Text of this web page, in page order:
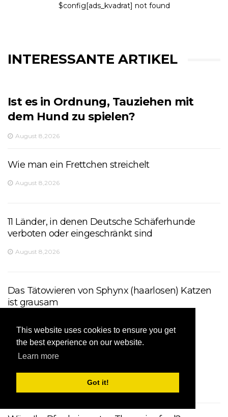
This website uses cookies to ensure you get
the best experience on our website.
Learn more
Got it!
$config[ads_kvadrat] not found
INTERESSANTE ARTIKEL
Ist es in Ordnung, Tauziehen mit
dem Hund zu spielen?
August 8,2026
Wie man ein Frettchen streichelt
August 8,2026
11 Länder, in denen Deutsche Schäferhunde
verboten oder eingeschränkt sind
August 8,2026
Das Tätowieren von Sphynx (haarlosen) Katzen
ist grausam
Was ist ein Klassepferd?